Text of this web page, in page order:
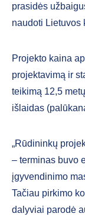
prasidės
naudoti Lietuvos
Projekto kaina
projektavimą ir
teikimą 12,5
išlaidas
„Rūdininkų
– terminas buvo
įgyvendinimo
Tačiau pirkimo
dalyviai parodė